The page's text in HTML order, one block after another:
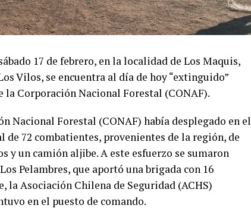
17 de febrero, en la localidad de Los Maquis,
Vilos, se encuentra al día de hoy “extinguido”
Corporación Nacional Forestal (CONAF).
Nacional Forestal (CONAF) había desplegado en el
72 combatientes, provenientes de la región, de
y un camión aljibe. A este esfuerzo se sumaron
Pelambres, que aportó una brigada con 16
la Asociación Chilena de Seguridad (ACHS)
en el puesto de comando.